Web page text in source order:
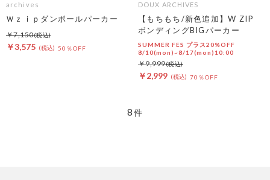
archives
Ｗｚｉｐダンボールパーカー
￥3,575 50％OFF
￥7,150
DOUX ARCHIVES
【もちもち/新色追加】W ZIP
ボンディングBIGパーカー
SUMMER FES プラス20%OFF
8/10(mon)~8/17(mon)10:00
￥2,999 70％OFF
￥9,999
8件